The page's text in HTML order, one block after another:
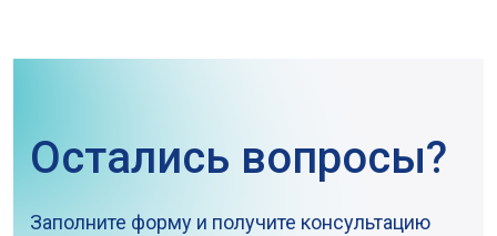
Остались вопросы?
Заполните форму и получите консультацию